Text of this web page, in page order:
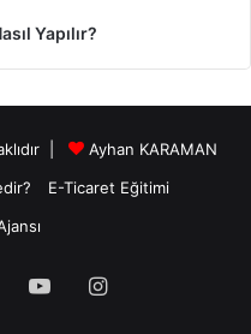
Yapılır?
|
Ayhan KARAMAN
E-Ticaret Eğitimi
YouTubeInstagram